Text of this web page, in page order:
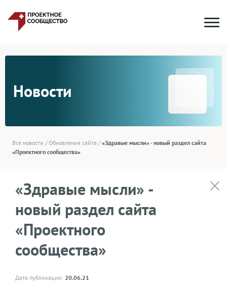
Новости
Все новости /Обновления сайта /«Здравые мысли» - новый раздел сайта
«Проектного сообщества»
«Здравые мысли» -
новый раздел сайта
«Проектного
сообщества»
Дата публикации: 20.06.21